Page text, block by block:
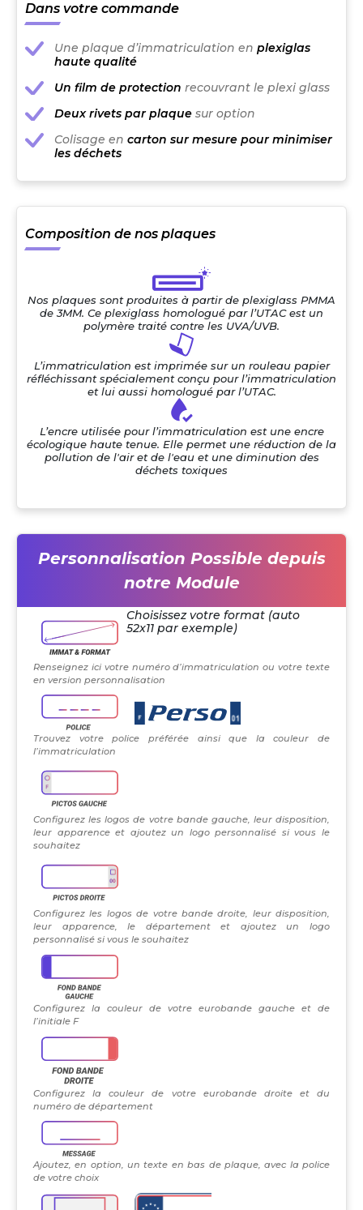
Dans votre commande
Une plaque d’immatriculation en plexiglas
haute qualité
Un film de protection recouvrant le plexi glass
Deux rivets par plaque sur option
Colisage en carton sur mesure pour minimiser
les déchets
Composition de nos plaques
Nos plaques sont produites à partir de plexiglass PMMA
de 3MM. Ce plexiglass homologué par l’UTAC est un
polymère traité contre les UVA/UVB.
L’immatriculation est imprimée sur un rouleau papier
réfléchissant spécialement conçu pour l’immatriculation
et lui aussi homologué par l’UTAC.
L’encre utilisée pour l’immatriculation est une encre
écologique haute tenue. Elle permet une réduction de la
pollution de l'air et de l'eau et une diminution des
déchets toxiques
Personnalisation Possible depuis
notre Module
Choisissez votre format (auto
52x11 par exemple)
Renseignez ici votre numéro d’immatriculation ou votre texte
en version personnalisation
Trouvez votre police préférée ainsi que la couleur de
l’immatriculation
Configurez les logos de votre bande gauche, leur disposition,
leur apparence et ajoutez un logo personnalisé si vous le
souhaitez
Configurez les logos de votre bande droite, leur disposition,
leur apparence, le département et ajoutez un logo
personnalisé si vous le souhaitez
Configurez la couleur de votre eurobande gauche et de
l’initiale F
Configurez la couleur de votre eurobande droite et du
numéro de département
Ajoutez, en option, un texte en bas de plaque, avec la police
de votre choix